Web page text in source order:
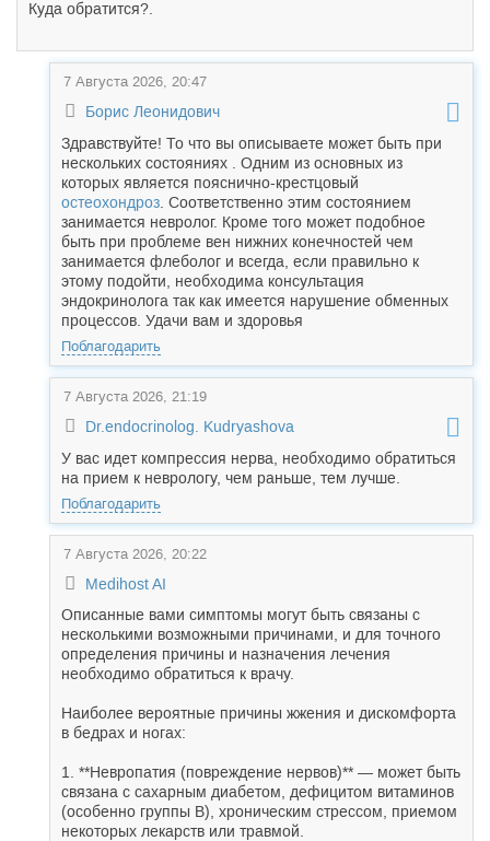
Куда обратится?.
7 Августа 2026, 20:47
Борис Леонидович
Здравствуйте! То что вы описываете может быть при
нескольких состояниях . Одним из основных из
которых является пояснично-крестцовый
остеохондроз . Соответственно этим состоянием
занимается невролог. Кроме того может подобное
быть при проблеме вен нижних конечностей чем
занимается флеболог и всегда, если правильно к
этому подойти, необходима консультация
эндокринолога так как имеется нарушение обменных
процессов. Удачи вам и здоровья
Поблагодарить
7 Августа 2026, 21:19
Dr.endocrinolog. Kudryashova
У вас идет компрессия нерва, необходимо обратиться
на прием к неврологу, чем раньше, тем лучше.
Поблагодарить
7 Августа 2026, 20:22
Medihost AI
Описанные вами симптомы могут быть связаны с
несколькими возможными причинами, и для точного
определения причины и назначения лечения
необходимо обратиться к врачу.
Наиболее вероятные причины жжения и дискомфорта
в бедрах и ногах:
1. **Невропатия (повреждение нервов)** — может быть
связана с сахарным диабетом, дефицитом витаминов
(особенно группы B), хроническим стрессом, приемом
некоторых лекарств или травмой.